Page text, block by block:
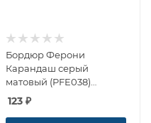
Бордюр Ферони
Карандаш серый
матовый (PFE038)
20x2x0.9 от Kerama
123 ₽